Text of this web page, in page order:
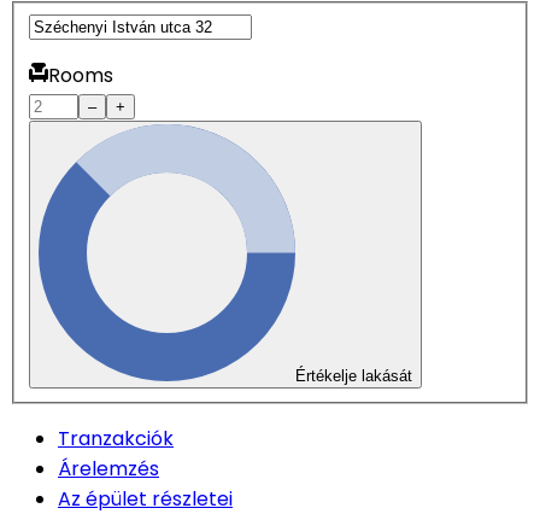
Rooms
– +
Értékelje lakását
Tranzakciók
Árelemzés
Az épület részletei